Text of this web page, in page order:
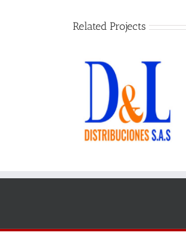
Related Projects
Ventas Institucionales